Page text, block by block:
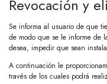
Revocación y
Se informa al usuario de que
de modo que se le informe de
desea, impedir que sean
A continuación le
través de los cuales podrá